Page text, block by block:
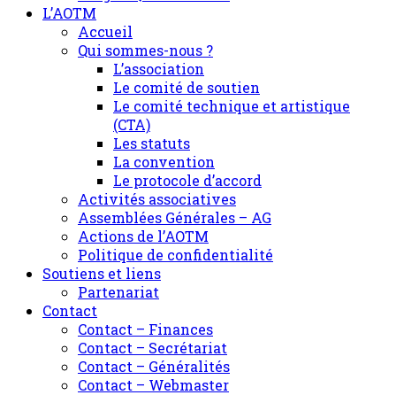
L’AOTM
Accueil
Qui sommes-nous ?
L’association
Le comité de soutien
Le comité technique et artistique
(CTA)
Les statuts
La convention
Le protocole d’accord
Activités associatives
Assemblées Générales – AG
Actions de l’AOTM
Politique de confidentialité
Soutiens et liens
Partenariat
Contact
Contact – Finances
Contact – Secrétariat
Contact – Généralités
Contact – Webmaster